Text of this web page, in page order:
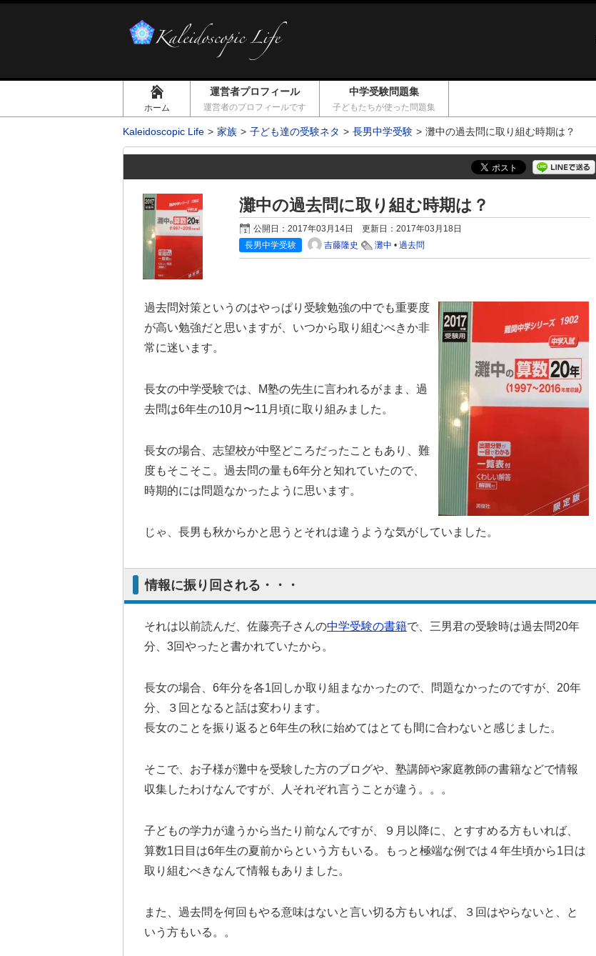
ホーム
運営者プロフィール
運営者のプロフィールです
中学受験問題集
子どもたちが使った問題集
Kaleidoscopic Life 家族 子ども達の受験ネタ 長男中学受験 灘中の過去問に取り組む時期は？
灘中の過去問に取り組む時期は？
公開日：2017年03月14日 更新日：2017年03月18日
長男中学受験
吉藤隆史 灘中 •過去問
過去問対策というのはやっぱり受験勉強の中でも重要度
が高い勉強だと思いますが、いつから取り組むべきか非
常に迷います。
長女の中学受験では、M塾の先生に言われるがまま、過
去問は6年生の10月〜11月頃に取り組みました。
長女の場合、志望校が中堅どころだったこともあり、難
度もそこそこ。過去問の量も6年分と知れていたので、
時期的には問題なかったように思います。
じゃ、長男も秋からかと思うとそれは違うような気がしていました。
情報に振り回される・・・
それは以前読んだ、佐藤亮子さんの中学受験の書籍で、三男君の受験時は過去問20年
分、3回やったと書かれていたから。
長女の場合、6年分を各1回しか取り組まなかったので、問題なかったのですが、20年
分、３回となると話は変わります。
長女のことを振り返ると6年生の秋に始めてはとても間に合わないと感じました。
そこで、お子様が灘中を受験した方のブログや、塾講師や家庭教師の書籍などで情報
収集したわけなんですが、人それぞれ言うことが違う。。。
子どもの学力が違うから当たり前なんですが、９月以降に、とすすめる方もいれば、
算数1日目は6年生の夏前からという方もいる。もっと極端な例では４年生頃から1日は
取り組むべきなんて情報もありました。
また、過去問を何回もやる意味はないと言い切る方もいれば、３回はやらないと、と
いう方もいる。。